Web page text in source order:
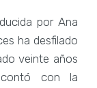
por Ana
ha desfilado
veinte años
con la